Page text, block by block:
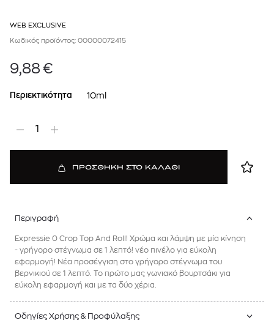
WEB EXCLUSIVE
Κωδικός προϊόντος: 00000072415
9,88 €
Περιεκτικότητα 10ml
1
ΠΡΟΣΘΗΚΗ ΣΤΟ ΚΑΛΑΘΙ
Περιγραφή
Expressie 0 Crop Top And Roll! Χρώμα και λάμψη με μία κίνηση
- γρήγορο στέγνωμα σε 1 λεπτό! νέο πινέλο για εύκολη
εφαρμογή! Νέα προσέγγιση στο γρήγορο στέγνωμα του
βερνικιού σε 1 λεπτό. Το πρώτο μας γωνιακό βουρτσάκι για
εύκολη εφαρμογή και με τα δύο χέρια.
Οδηγίες Χρήσης & Προφύλαξης